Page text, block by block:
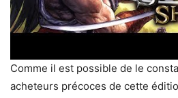
Comme il est possible de le
acheteurs précoces de cette